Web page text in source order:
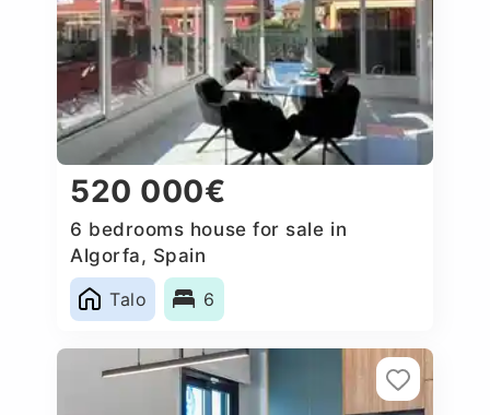
520 000€
6 bedrooms house for sale in
Algorfa, Spain
Talo
6